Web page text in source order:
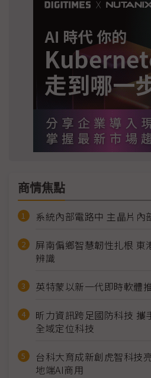
商情焦點
系統內部電路中 主晶片內
屏南偏鄉智慧韌性扎根 東
辨識
英特蒙以新一代即時軟體
昕力資訊跨足國防科技 攜
全域定位科技
台科大育成新創虎智科技
地端AI商用